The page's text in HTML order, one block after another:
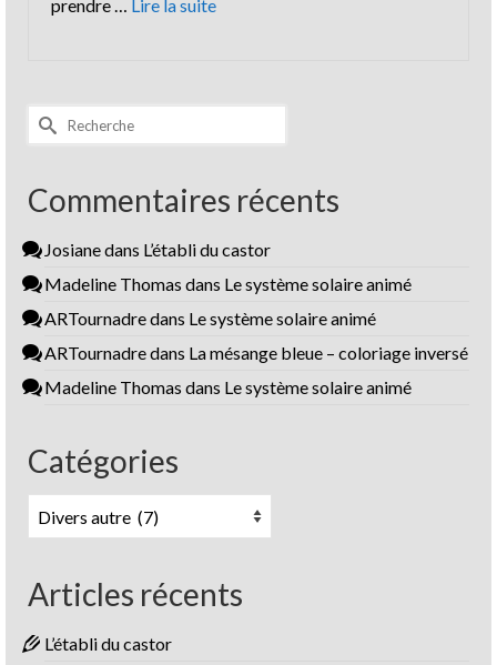
prendre … Lire la suite
Rechercher :
Commentaires récents
Josianedans L’établi du castor
Madeline Thomas dans Le système solaire animé
ARTournadredans Le système solaire animé
ARTournadredans La mésange bleue – coloriage inversé
Madeline Thomas dans Le système solaire animé
Catégories
Catégories
Articles récents
L’établi du castor